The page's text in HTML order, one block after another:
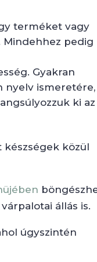
terméket vagy
Mindehhez pedig
Gyakran
nyelv ismeretére,
ki az
készségek közül
állás is.
úgyszintén